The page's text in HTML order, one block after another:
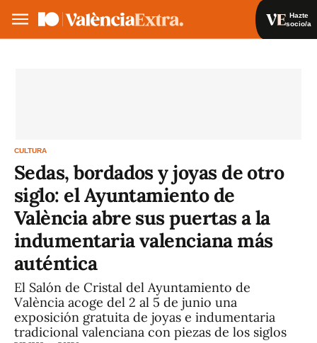
Hazte
socio/a
CULTURA
Sedas, bordados y joyas de otro
siglo: el Ayuntamiento de
València abre sus puertas a la
indumentaria valenciana más
auténtica
El Salón de Cristal del Ayuntamiento de
València acoge del 2 al 5 de junio una
exposición gratuita de joyas e indumentaria
tradicional valenciana con piezas de los siglos